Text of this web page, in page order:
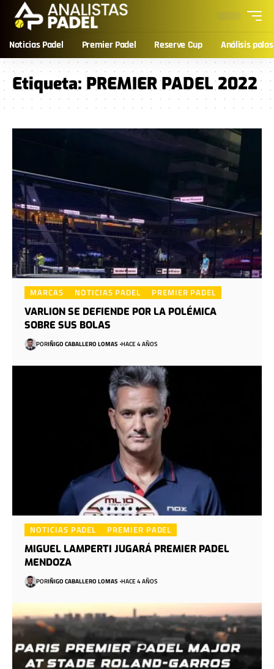
Noticias Padel Premier Padel Reserve Cup Análisis palas
Etiqueta: PREMIER PADEL 2022
MARCAS NOTICIAS PADEL PREMIER PADEL
VARLION SE DEFIENDE POR LA POLÉMICA
SOBRE SUS BOLAS
PORIÑIGO CABALLERO LOMAS HACE 4 AÑOS
NOTICIAS PADEL PREMIER PADEL
MIGUEL LAMPERTI JUGARÁ PREMIER PADEL
MENDOZA
PORIÑIGO CABALLERO LOMAS HACE 4 AÑOS